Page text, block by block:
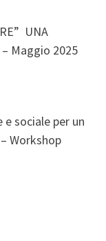
UNA
– Maggio 2025
sociale per un
Workshop